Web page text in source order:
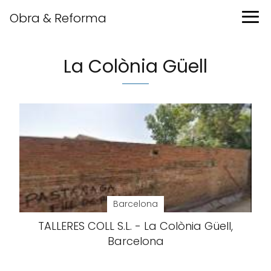
Obra & Reforma
La Colònia Güell
Barcelona
TALLERES COLL S.L. - La Colònia Güell,
Barcelona